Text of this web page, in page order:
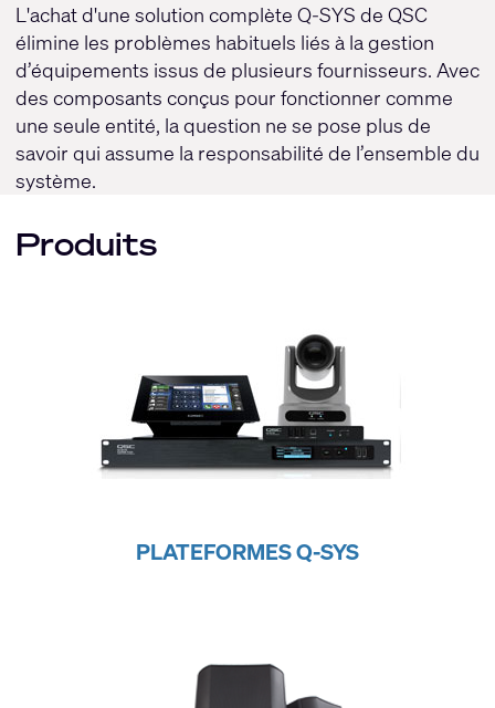
L'achat d'une solution complète Q-SYS de QSC
élimine les problèmes habituels liés à la gestion
d’équipements issus de plusieurs fournisseurs. Avec
des composants conçus pour fonctionner comme
une seule entité, la question ne se pose plus de
savoir qui assume la responsabilité de l’ensemble du
système.
Produits
PLATEFORMES Q-SYS